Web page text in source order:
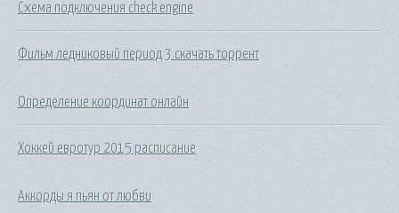
Схема подключения check engine
Фильм ледниковый период 3 скачать торрент
Определение координат онлайн
Хоккей евротур 2015 расписание
Аккорды я пьян от любви